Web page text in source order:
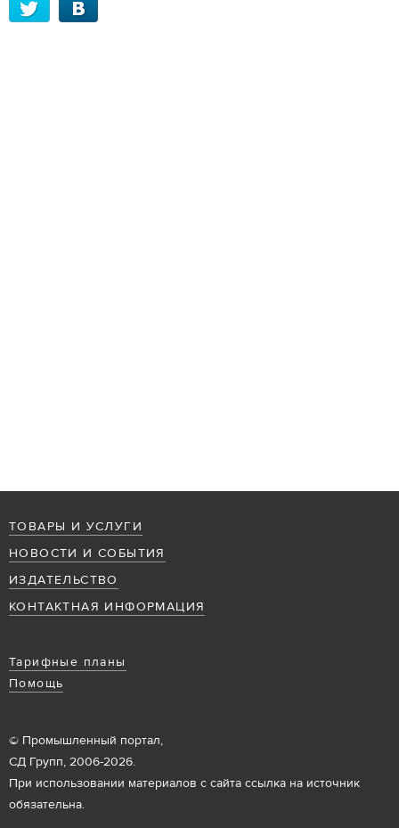
ТОВАРЫ И УСЛУГИ
НОВОСТИ И СОБЫТИЯ
ИЗДАТЕЛЬСТВО
КОНТАКТНАЯ ИНФОРМАЦИЯ
Тарифные планы
Помощь
© Промышленный портал,
СД Групп, 2006-2026.
При использовании материалов с сайта ссылка на источник
обязательна.